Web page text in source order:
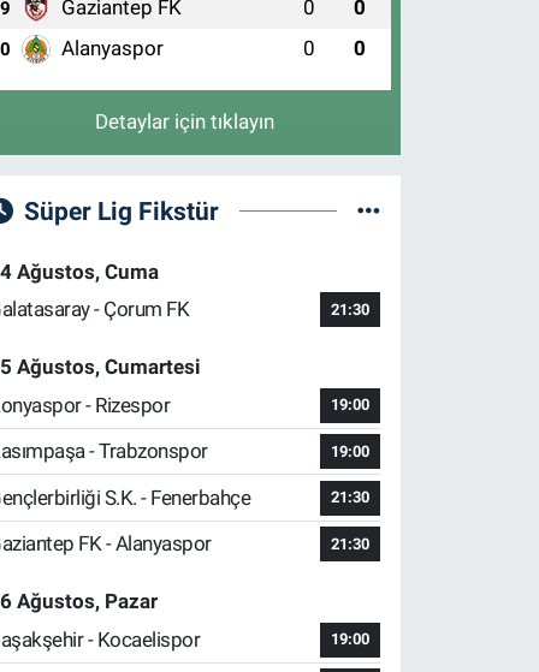
9 Gaziantep FK 0 0
Alanyaspor 0 0
Detaylar için tıklayın
Süper Lig Fikstür
Ağustos, Cuma
- Çorum FK
21:30
Ağustos, Cumartesi
- Rizespor
19:00
- Trabzonspor 19:00
S.K. - Fenerbahçe 21:30
FK - Alanyaspor 21:30
Ağustos, Pazar
- Kocaelispor
19:00